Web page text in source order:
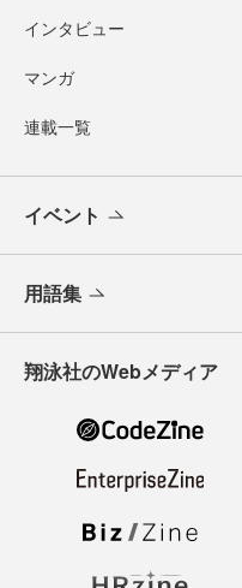
インタビュー
マンガ
連載一覧
イベント
用語集
翔泳社のWebメディア